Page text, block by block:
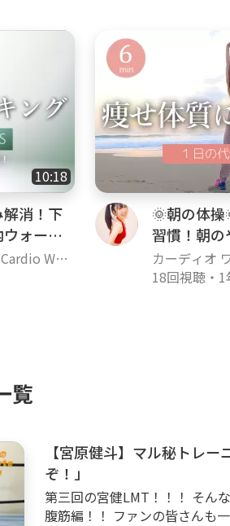
10:18
消！下
ォーキ
Wor
🌞朝の体
習慣！朝の
上げよう
カーディオ
kout
18回視聴 ・ 1
覧
【宮原健斗】マル秘トレ
ぞ！」
第三回の宮健LMT！！！ そんな宮健が本気で届ける今回のトレーニングは
腹筋編！！ ファンの皆さんも一緒に”LastMinuteTraining”しましょう！